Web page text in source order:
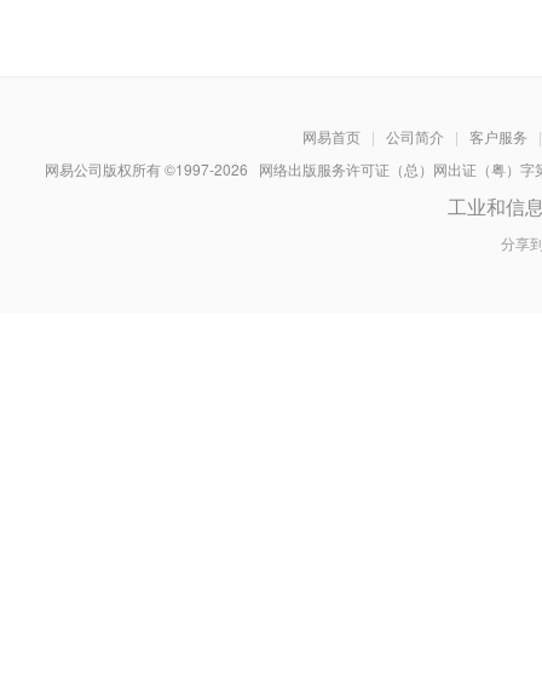
网易首页 | 公司简介 | 客户服务
|
网易公司版权所有 ©1997-2026 网络出版服务许可证（总）网出证（粤）
工业和信
分享